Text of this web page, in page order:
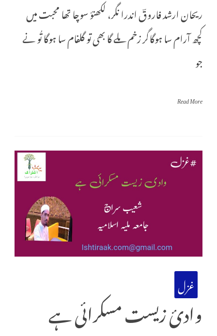
ریحان ارشد فاروقؔ اندرا نگر، لکھنؤ سوچا تھا محبت میں
کچھ آرام سا ہوگاگر زخم ملے گا بھی تو گلفام سا ہوگا تُو نے
جو
Read More
غزل
وادئ زیست مسکرائی ہے